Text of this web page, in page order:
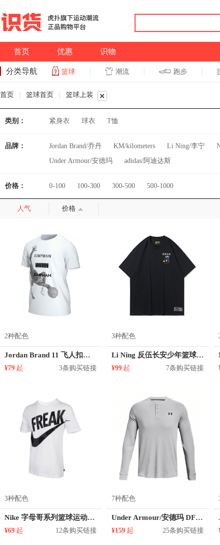
首页 优惠 识物
分类导航 篮球 潮流 跑步
首页 篮球首页 篮球上装
类别： 紧身衣 球衣 T恤
品牌： Jordan Brand/乔丹 KM/kilometers Li Ning/李宁
Under Armour/安德玛
adidas/阿迪达斯
价格： 0-100 100-300 300-500 500-1000
人气 价格
2种配色
Jordan Brand 11 飞人扣篮剪影运动短袖T恤 AT8926
¥79 起 3条购买链接
3种配色
Li Ning 反伍长安少年篮球系列印花圆领短袖T恤 AHSQ907
¥99 起 7条购买链接
3种配色
Nike 字母哥系列篮球运动恤衫圆领上衣短袖快干透气T恤 DJ1565
¥69 起 12条购买链接
7种配色
Under Armour/安德玛 DFO Waffle Henley华夫格内搭套头圆领长袖T恤 1302356
¥159 起 25条购买链接